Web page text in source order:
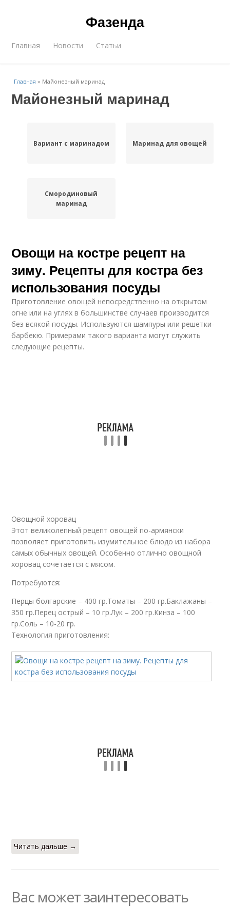
Фазенда
Главная Новости Статьи
Главная » Майонезный маринад
Майонезный маринад
Вариант с маринадом Маринад для овощей
Смородиновый
маринад
Овощи на костре рецепт на
зиму. Рецепты для костра без
использования посуды
Приготовление овощей непосредственно на открытом
огне или на углях в большинстве случаев производится
без всякой посуды. Используются шампуры или решетки-
барбекю. Примерами такого варианта могут служить
следующие рецепты.
Овощной хоровац
Этот великолепный рецепт овощей по-армянски
позволяет приготовить изумительное блюдо из набора
самых обычных овощей. Особенно отлично овощной
хоровац сочетается с мясом.
Потребуются:
Перцы болгарские – 400 гр.Томаты – 200 гр.Баклажаны –
350 гр.Перец острый – 10 гр.Лук – 200 гр.Кинза – 100
гр.Соль – 10-20 гр.
Технология приготовления:
Читать дальше →
Вас может заинтересовать